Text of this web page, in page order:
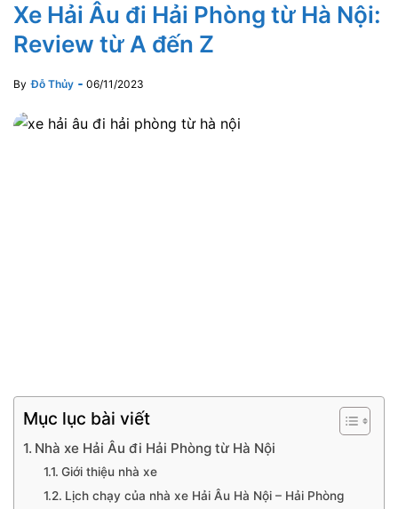
Xe Hải Âu đi Hải Phòng từ Hà Nội:
Review từ A đến Z
By Đỗ Thủy 06/11/2023
Mục lục bài viết
Nhà xe Hải Âu đi Hải Phòng từ Hà Nội
Giới thiệu nhà xe
Lịch chạy của nhà xe Hải Âu Hà Nội – Hải Phòng